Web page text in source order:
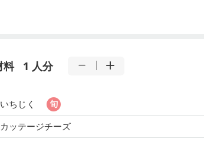
料 1 人分
いちじく
カッテージチーズ